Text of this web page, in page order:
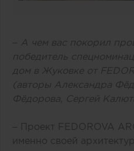
– А чем вас покорил
победитель
дом в Жуковке от
(авторы Александра
Фёдорова, Сергей
– Проект FEDOROVA
именно своей